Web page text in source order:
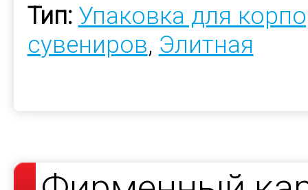
Тип: Упаковка для
сувениров, Элитная